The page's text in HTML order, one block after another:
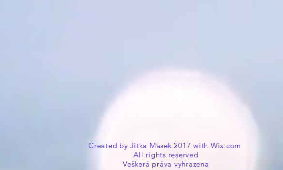
Created by Jitka Masek 2017 with Wix.com
All rights reserved
Veškerá práva vyhrazena